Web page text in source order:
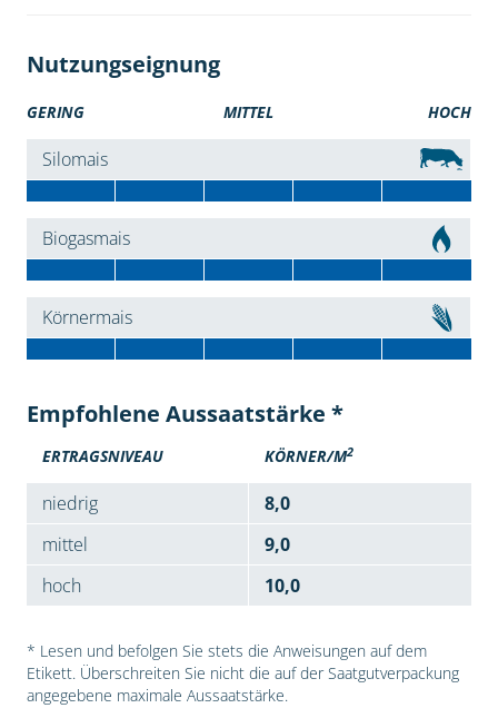
Nutzungseignung
GERING MITTEL HOCH
Silomais
Biogasmais
Körnermais
Empfohlene Aussaatstärke *
ERTRAGSNIVEAU KÖRNER/M2
niedrig
8,0
mittel
9,0
hoch
10,0
* Lesen und befolgen Sie stets die Anweisungen auf dem
Etikett. Überschreiten Sie nicht die auf der Saatgutverpackung
angegebene maximale Aussaatstärke.